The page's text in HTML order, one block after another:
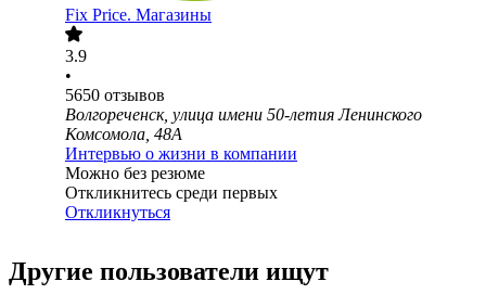
Fix Price. Магазины
3.9
•
5650 отзывов
Волгореченск, улица имени 50-летия Ленинского
Комсомола, 48А
Интервью о жизни в компании
Можно без резюме
Откликнитесь среди первых
Откликнуться
Другие пользователи ищут